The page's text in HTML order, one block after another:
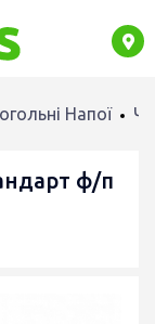
Напої
ф/п